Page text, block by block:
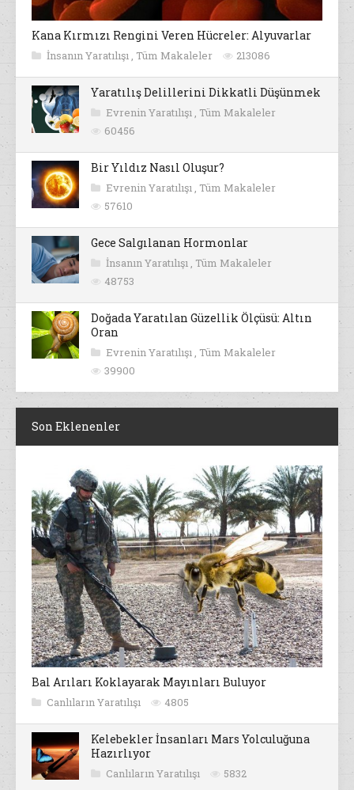
Kana Kırmızı Rengini Veren Hücreler: Alyuvarlar
İnsanın Yaratılışı , Tüm Makaleler 213086
Yaratılış Delillerini Dikkatli Düşünmek
Evrenin Yaratılışı , Tüm Makaleler
60456
Bir Yıldız Nasıl Oluşur?
Evrenin Yaratılışı , Tüm Makaleler
57610
Gece Salgılanan Hormonlar
İnsanın Yaratılışı , Tüm Makaleler
48753
Doğada Yaratılan Güzellik Ölçüsü: Altın
Oran
Evrenin Yaratılışı , Tüm Makaleler
39900
Son Eklenenler
Bal Arıları Koklayarak Mayınları Buluyor
Canlıların Yaratılışı 4805
Kelebekler İnsanları Mars Yolculuğuna
Hazırlıyor
Canlıların Yaratılışı 5832